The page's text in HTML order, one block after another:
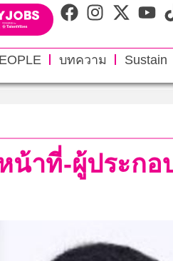
บทความ
หน้าที่-ผู้ประก